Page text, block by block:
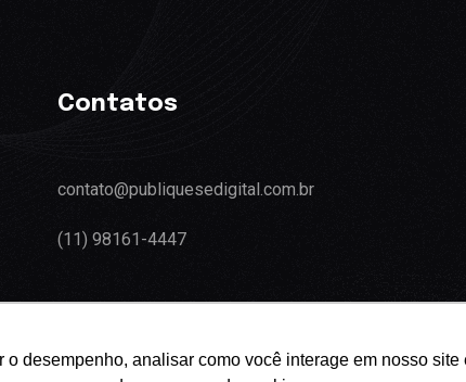
desempenho, analisar como você interage em nosso
Contatos
contato@publiquesedigital.com.br
(11) 98161-4447